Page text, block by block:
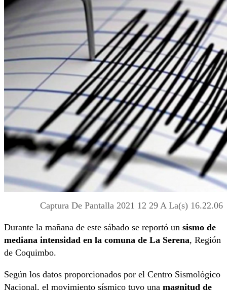
Captura De Pantalla 2021 12 29 A La(s) 16.22.06
Durante la mañana de este sábado se reportó un sismo de
mediana intensidad en la comuna de La Serena, Región
de Coquimbo.
Según los datos proporcionados por el Centro Sismológico
Nacional, el movimiento sísmico tuvo una magnitud de